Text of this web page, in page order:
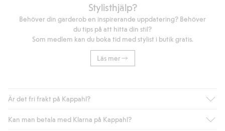
Stylisthjälp?
Behöver din garderob en inspirerande uppdatering? Behöver
du tips på att hitta din stil?
Som medlem kan du boka tid med stylist i butik gratis.
Läs mer
Är det fri frakt på Kappahl?
Är du medlem i Kappahl Club har du alltid gratis frakt till butik
Kan man betala med Klarna på Kappahl?